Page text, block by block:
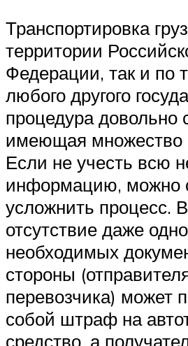
Транспортировка
территории
Федерации, так и по
любого другого
процедура довольно
имеющая множество
Если не учесть всю
информацию, можно
усложнить процесс.
отсутствие даже
необходимых
стороны
перевозчика) может
собой штраф на
средство, а